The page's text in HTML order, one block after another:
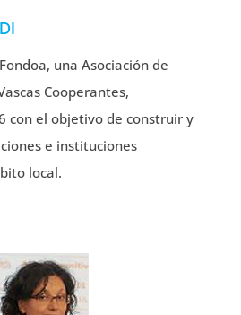
una Asociación de
Cooperantes,
con el objetivo de construir y
e instituciones
local.